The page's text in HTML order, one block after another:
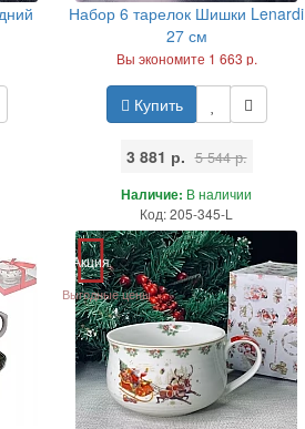
Набор 6 тарелок Шишки Lenardi
27 см
Вы экономите 1 663 р.
Купить
3 881 р. 5 544 р.
Наличие: В наличии
Код: 205-345-L
Акция
Выгодные цены